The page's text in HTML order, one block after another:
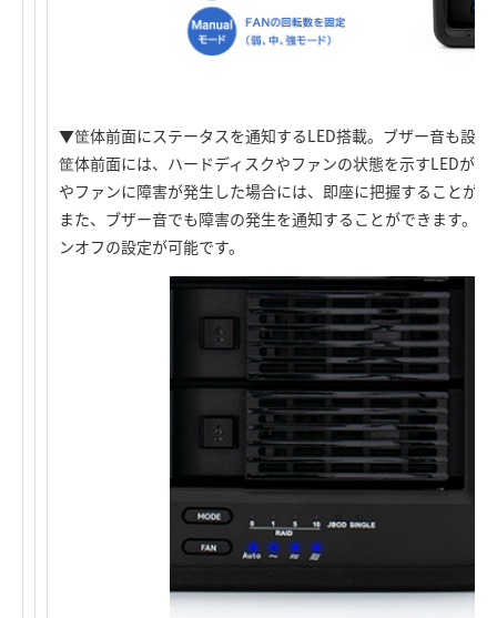
▼筐体前面にステータスを通知するLED搭載。ブザー音も設定
筐体前面には、ハードディスクやファンの状態を示すLEDが
やファンに障害が発生した場合には、即座に把握することが
また、ブザー音でも障害の発生を通知することができます。
ンオフの設定が可能です。